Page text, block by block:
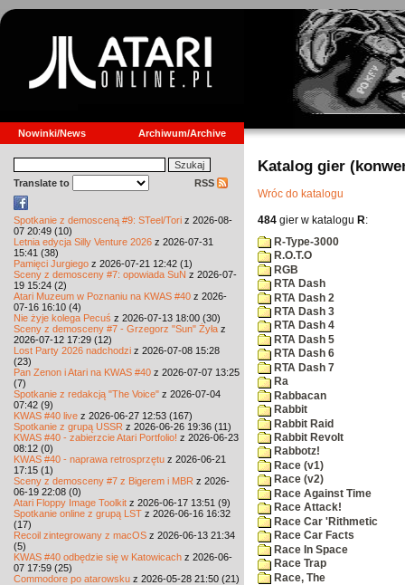
Nowinki/News Archiwum/Archive
Translate to RSS
Spotkanie z demosceną #9: STeel/Tori z 2026-08-
07 20:49 (10)
Letnia edycja Silly Venture 2026 z 2026-07-31
15:41 (38)
Pamięci Jurgiego z 2026-07-21 12:42 (1)
Sceny z demosceny #7: opowiada SuN z 2026-07-
19 15:24 (2)
Atari Muzeum w Poznaniu na KWAS #40 z 2026-
07-16 16:10 (4)
Nie żyje kolega Pecuś z 2026-07-13 18:00 (30)
Sceny z demosceny #7 - Grzegorz "Sun" Żyła z
2026-07-12 17:29 (12)
Lost Party 2026 nadchodzi z 2026-07-08 15:28
(23)
Pan Zenon i Atari na KWAS #40 z 2026-07-07 13:25
(7)
Spotkanie z redakcją "The Voice" z 2026-07-04
07:42 (9)
KWAS #40 live z 2026-06-27 12:53 (167)
Spotkanie z grupą USSR z 2026-06-26 19:36 (11)
KWAS #40 - zabierzcie Atari Portfolio! z 2026-06-23
08:12 (0)
KWAS #40 - naprawa retrosprzętu z 2026-06-21
17:15 (1)
Sceny z demosceny #7 z Bigerem i MBR z 2026-
06-19 22:08 (0)
Atari Floppy Image Toolkit z 2026-06-17 13:51 (9)
Spotkanie online z grupą LST z 2026-06-16 16:32
(17)
Recoil zintegrowany z macOS z 2026-06-13 21:34
(5)
KWAS #40 odbędzie się w Katowicach z 2026-06-
07 17:59 (25)
Commodore po atarowsku z 2026-05-28 21:50 (21)
Katalog gier
Wróc do katalogu
484 gier w katalogu R:
R-Type-3000
R.O.T.O
RGB
RTA Dash
RTA Dash 2
RTA Dash 3
RTA Dash 4
RTA Dash 5
RTA Dash 6
RTA Dash 7
Ra
Rabbacan
Rabbit
Rabbit Raid
Rabbit Revolt
Rabbotz!
Race (v1)
Race (v2)
Race Against Time
Race Attack!
Race Car 'Rithmetic
Race Car Facts
Race In Space
Race Trap
Race, The